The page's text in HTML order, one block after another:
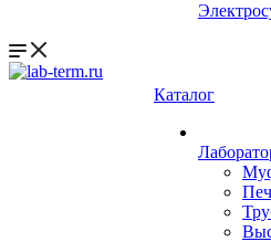
Каталог